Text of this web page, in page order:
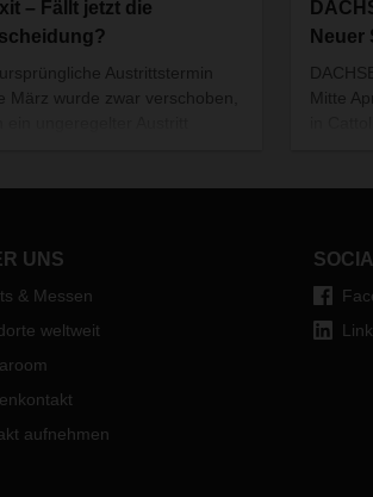
– Fällt jetzt die
Austrittstermin
März wurde zwar verschoben,
die Devise, nach der
agieren sollten.
Neuer
Mitte
mit
UNS
& Messen
weltweit
aufnehmen